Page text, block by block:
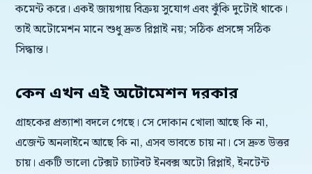
কমেন্ট করে। একই জায়গায় বিক্রয় সুযোগ এবং ঝুঁকি দুটোই থাকে।
তাই অটোমেশন মানে শুধু দ্রুত রিপ্লাই নয়; সঠিক প্রসঙ্গে সঠিক
সিদ্ধান্ত।
কেন এখন এই অটোমেশন দরকার
গ্রাহকের প্রত্যাশা বদলে গেছে। সে দোকান খোলা আছে কি না,
এজেন্ট অনলাইনে আছে কি না, এসব ভাবতে চায় না। সে দ্রুত উত্তর
চায়। একটি ভালো টেক্সট চ্যাটবট ইনবক্স অটো রিপ্লাই, ইনটেন্ট